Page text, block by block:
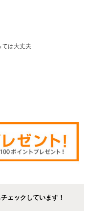
は大丈夫
ェックしています！